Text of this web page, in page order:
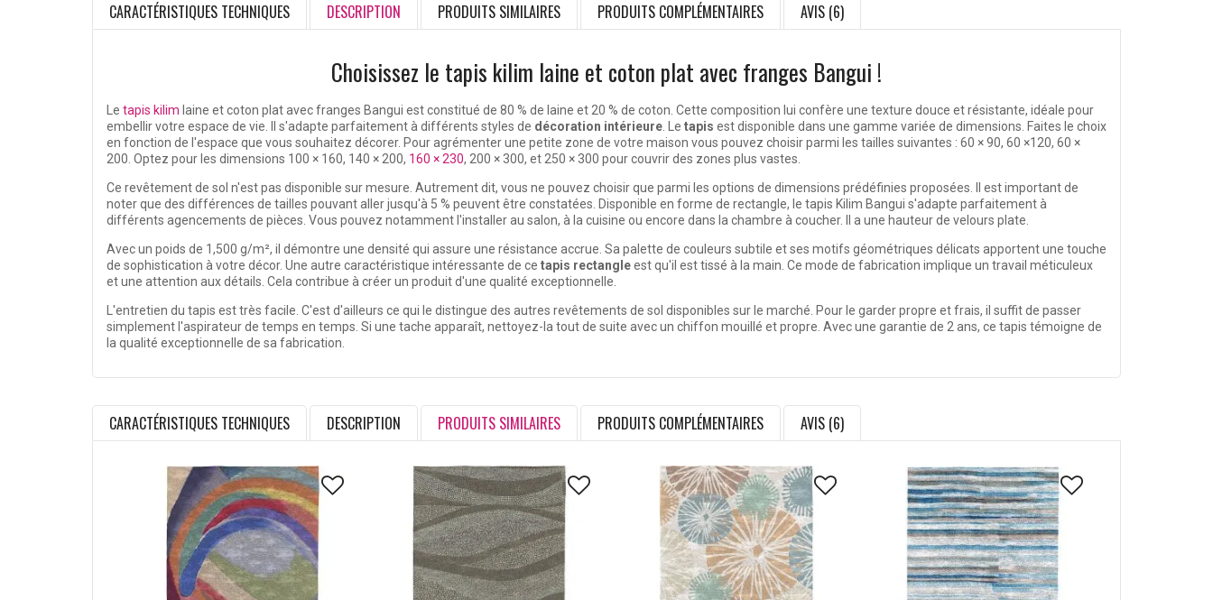
CARACTÉRISTIQUES TECHNIQUES DESCRIPTION PRODUITS SIMILAIRES PRODUITS COMPLÉMENTAIRES AVIS (6)
Choisissez le tapis kilim laine et coton plat avec franges Bangui !
Le tapis kilim laine et coton plat avec franges Bangui est constitué de 80 % de laine et 20 % de coton. Cette composition lui confère une texture douce et résistante, idéale pour
embellir votre espace de vie. Il s'adapte parfaitement à différents styles de décoration intérieure. Le tapis est disponible dans une gamme variée de dimensions. Faites le choix
en fonction de l'espace que vous souhaitez décorer. Pour agrémenter une petite zone de votre maison vous pouvez choisir parmi les tailles suivantes : 60 × 90, 60 ×120, 60 ×
200. Optez pour les dimensions 100 × 160, 140 × 200, 160 × 230, 200 × 300, et 250 × 300 pour couvrir des zones plus vastes.
Ce revêtement de sol n'est pas disponible sur mesure. Autrement dit, vous ne pouvez choisir que parmi les options de dimensions prédéfinies proposées. Il est important de
noter que des différences de tailles pouvant aller jusqu'à 5 % peuvent être constatées. Disponible en forme de rectangle, le tapis Kilim Bangui s'adapte parfaitement à
différents agencements de pièces. Vous pouvez notamment l'installer au salon, à la cuisine ou encore dans la chambre à coucher. Il a une hauteur de velours plate.
Avec un poids de 1,500 g/m², il démontre une densité qui assure une résistance accrue. Sa palette de couleurs subtile et ses motifs géométriques délicats apportent une touche
de sophistication à votre décor. Une autre caractéristique intéressante de ce tapis rectangleest qu'il est tissé à la main. Ce mode de fabrication implique un travail méticuleux
et une attention aux détails. Cela contribue à créer un produit d'une qualité exceptionnelle.
L'entretien du tapis est très facile. C'est d'ailleurs ce qui le distingue des autres revêtements de sol disponibles sur le marché. Pour le garder propre et frais, il suffit de passer
simplement l'aspirateur de temps en temps. Si une tache apparaît, nettoyez-la tout de suite avec un chiffon mouillé et propre. Avec une garantie de 2 ans, ce tapis témoigne de
la qualité exceptionnelle de sa fabrication.
CARACTÉRISTIQUES TECHNIQUES DESCRIPTION PRODUITS SIMILAIRES PRODUITS COMPLÉMENTAIRES AVIS (6)